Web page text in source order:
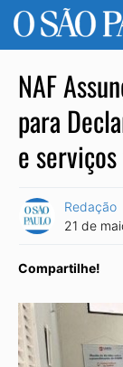
NAF
para
e
Redação
21 de
Compartilhe!